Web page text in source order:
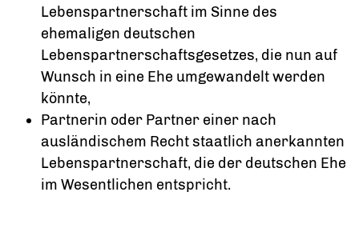
Lebenspartnerschaft im Sinne des
ehemaligen deutschen
Lebenspartnerschaftsgesetzes, die nun auf
Wunsch in eine Ehe umgewandelt werden
könnte,
Partnerin oder Partner einer nach
ausländischem Recht staatlich anerkannten
Lebenspartnerschaft, die der deutschen Ehe
im Wesentlichen entspricht.